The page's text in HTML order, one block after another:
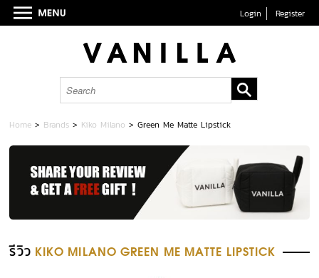
Login Register
Home > Brands > Kiko Milano >Green Me Matte Lipstick
รีวิว KIKO MILANO GREEN ME MATTE LIPSTICK